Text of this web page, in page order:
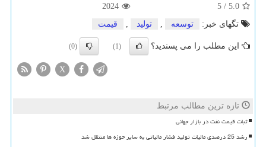
5.0
/
5
2024
تگهای خبر:
توسعه , تولید , قیمت
این مطلب را می پسندید؟ (1)
(0)
X
تازه ترین مطالب مرتبط
ثبات قیمت نفت در بازار جهانی
رشد 25 درصدی مالیات تولید فشار مالیاتی به سایر حوزه ها منتقل شد